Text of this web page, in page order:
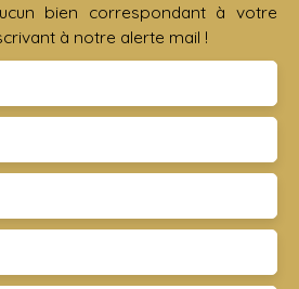
bien correspondant à votre
à notre alerte mail !